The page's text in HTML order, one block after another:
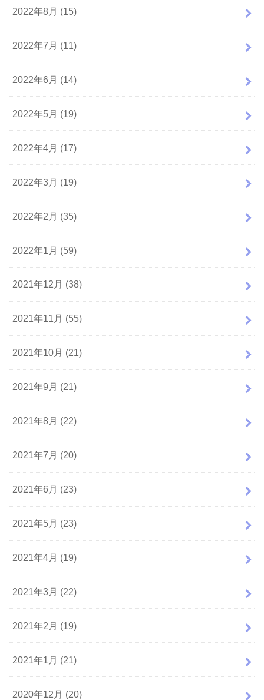
2022年8月 (15)
2022年7月 (11)
2022年6月 (14)
2022年5月 (19)
2022年4月 (17)
2022年3月 (19)
2022年2月 (35)
2022年1月 (59)
2021年12月 (38)
2021年11月 (55)
2021年10月 (21)
2021年9月 (21)
2021年8月 (22)
2021年7月 (20)
2021年6月 (23)
2021年5月 (23)
2021年4月 (19)
2021年3月 (22)
2021年2月 (19)
2021年1月 (21)
2020年12月 (20)